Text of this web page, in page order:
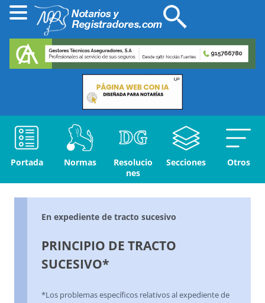
Portada Normas
Resolucio
nes
Secciones Otros
En expediente de tracto sucesivo
PRINCIPIO DE TRACTO
SUCESIVO*
*Los problemas específicos relativos al expediente de